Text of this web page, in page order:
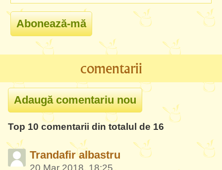
comentarii
Top 10 comentarii din totalul de 16
Trandafir albastru
20 Mar 2018, 18:25